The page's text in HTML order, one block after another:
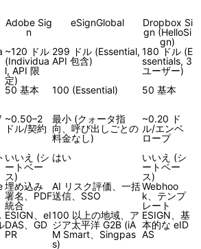
Adobe Sig
n
eSignGlobal
Dropbox Si
gn (HelloSi
gn)
~120 ドル
(Individua
l, API 限
定)
299 ドル (Essential,
API 包含)
180 ドル (E
ssentials, 3
ユーザー)
50 基本 100 (Essential) 50 基本
~0.50–2
ドル/契約
最小 (クォータ指
向、呼び出しごとの
料金なし)
~0.20 ド
ル/エンベ
ロープ
いいえ (シ
ートベー
ス)
はい
いいえ (シ
ートベー
ス)
埋め込み
署名、PDF
統合
AI リスク評価、一括
送信、SSO
Webhoo
k、テンプ
レート
ESIGN、eI
DAS、GD
PR
100 以上の地域、ア
ジア太平洋 G2B (iA
M Smart、Singpas
s)
ESIGN、基
本的な eID
AS